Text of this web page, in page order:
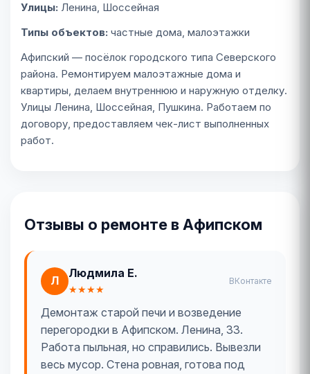
Улицы: Ленина, Шоссейная
Типы объектов: частные дома, малоэтажки
Афипский — посёлок городского типа Северского
района. Ремонтируем малоэтажные дома и
квартиры, делаем внутреннюю и наружную отделку.
Улицы Ленина, Шоссейная, Пушкина. Работаем по
договору, предоставляем чек-лист выполненных
работ.
Отзывы о ремонте в Афипском
Л
Людмила Е.
★★★★
ВКонтакте
Демонтаж старой печи и возведение
перегородки в Афипском. Ленина, 33.
Работа пыльная, но справились. Вывезли
весь мусор. Стена ровная, готова под